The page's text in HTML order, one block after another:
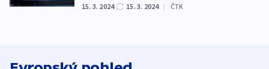
15. 3. 2024 15. 3. 2024 | ČTK